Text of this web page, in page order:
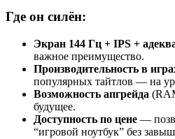
Где он силён:
Экран 144 Гц + IPS +
важное преимущество.
Производительность в
популярных тайтлов — на
Возможность апгрейда
будущее.
Доступность по цене —
“игровой ноутбук” без